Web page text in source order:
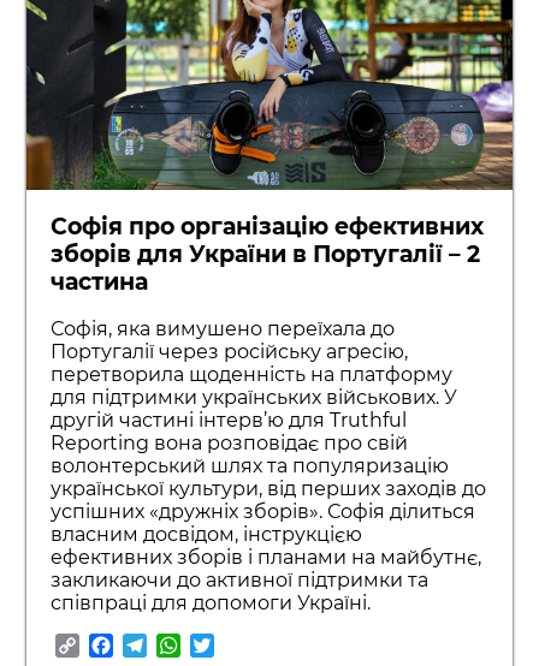
Софія про організацію ефективних
зборів для України в Португалії – 2
частина
Софія, яка вимушено переїхала до
Португалії через російську агресію,
перетворила щоденність на платформу
для підтримки українських військових. У
другій частині інтерв’ю для Truthful
Reporting вона розповідає про свій
волонтерський шлях та популяризацію
української культури, від перших заходів до
успішних «дружніх зборів». Софія ділиться
власним досвідом, інструкцією
ефективних зборів і планами на майбутнє,
закликаючи до активної підтримки та
співпраці для допомоги Україні.
CopyFacebook
TelegramWhatsApp